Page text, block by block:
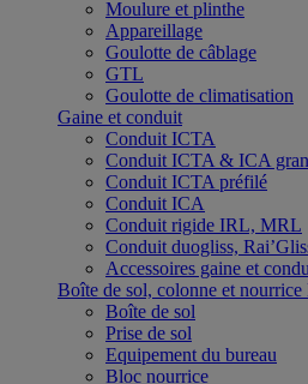
Moulure et plinthe
Appareillage
Goulotte de câblage
GTL
Goulotte de climatisation
Gaine et conduit
Conduit ICTA
Conduit ICTA & ICA
Conduit ICTA préfilé
Conduit ICA
Conduit rigide IRL, MRL
Conduit duogliss,
Accessoires gaine et
Boîte de sol, colonne et nourrice
Boîte de sol
Prise de sol
Equipement du bureau
Bloc nourrice